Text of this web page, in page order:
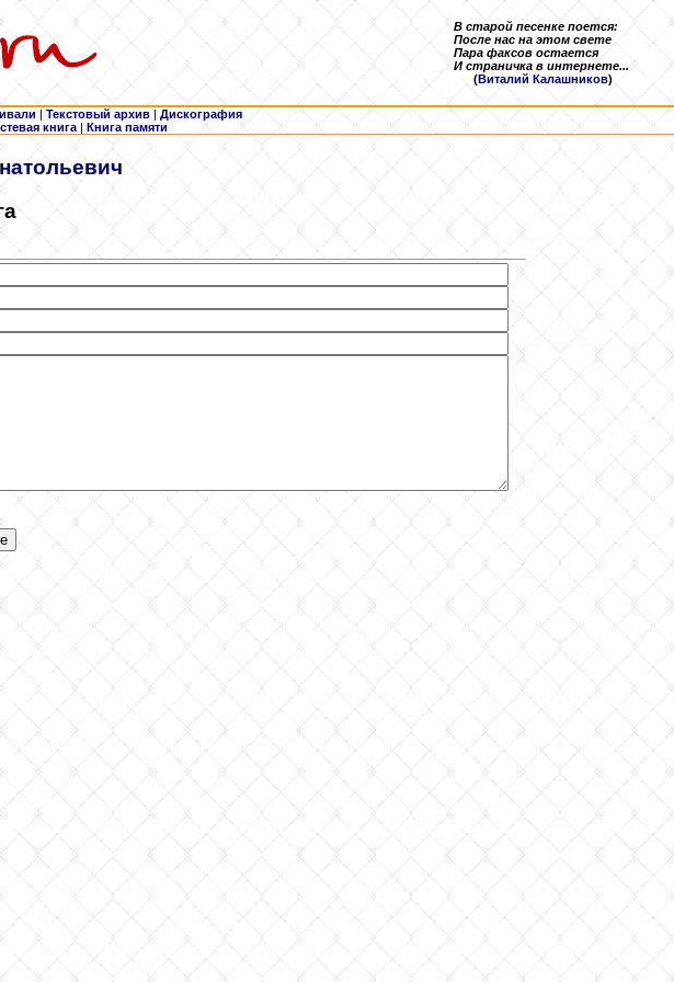
В старой песенке поется:
После нас на этом свете
Пара факсов остается
И страничка в интернете...
(Виталий Калашников)
| Текстовый архив | Дискография
книга | Книга памяти